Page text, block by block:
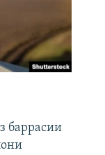
баррасии